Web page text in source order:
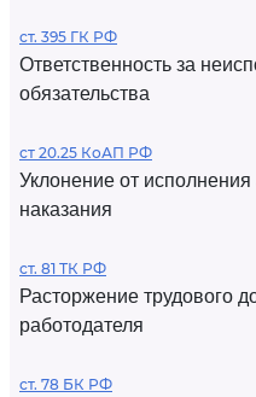
ст. 395 ГК РФ
Ответственность за
обязательства
ст 20.25 КоАП РФ
Уклонение от
наказания
ст. 81 ТК РФ
Расторжение трудового
работодателя
ст. 78 БК РФ